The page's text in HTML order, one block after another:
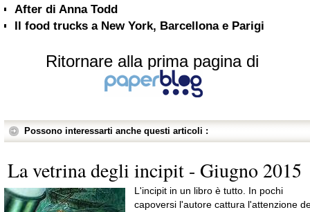
After di Anna Todd
Il food trucks a New York, Barcellona e Parigi
Ritornare alla prima pagina di
Possono interessarti anche questi articoli :
La vetrina degli incipit - Giugno 2015
L'incipit in un libro è tutto. In pochi
capoversi l'autore cattura l'attenzione